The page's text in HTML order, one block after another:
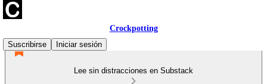
Crockpotting
Suscribirse
Iniciar sesión
Lee sin distracciones en Substack